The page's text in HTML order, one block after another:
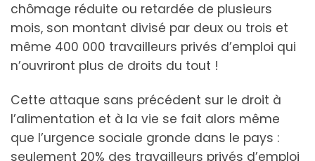
chômage réduite ou retardée de plusieurs
mois, son montant divisé par deux ou trois et
même 400 000 travailleurs privés d’emploi qui
n’ouvriront plus de droits du tout !
Cette attaque sans précédent sur le droit à
l’alimentation et à la vie se fait alors même
que l’urgence sociale gronde dans le pays :
seulement 20% des travailleurs privés d’emploi